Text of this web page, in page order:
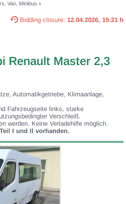
Van, Minibus »
Bidding closure: 12.04.2026, 15:21 h
Renault Master 2,3
Automatikgetriebe, Klimaanlage,
Fahrzeugseite links, starke
Verschleiß.
werden. Keine Verladehilfe möglich.
I und II vorhanden.